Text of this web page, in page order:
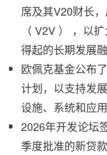
席及其V20财长
（ V2V ） ，以
得起的长期发展
欧佩克基金公布
计划，以支持发
设施、系统和应用
2026年开发论坛
季度批准的新贷